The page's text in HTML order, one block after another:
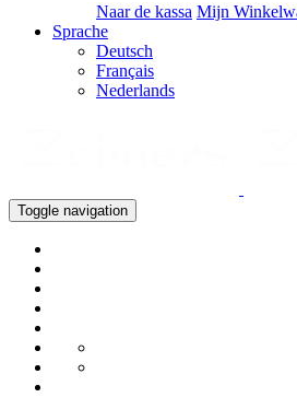
Naar de kassa Mijn
Sprache
Deutsch
Français
Nederlands
Toggle navigation